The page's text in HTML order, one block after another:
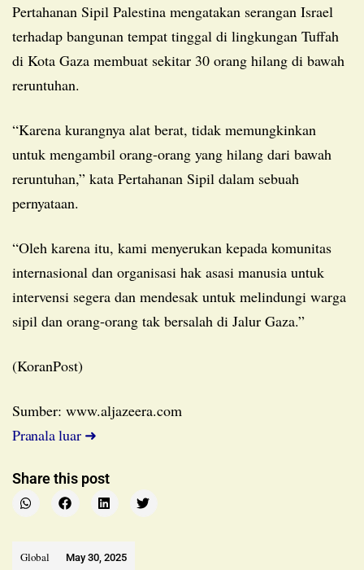
Pertahanan Sipil Palestina mengatakan serangan Israel
terhadap bangunan tempat tinggal di lingkungan Tuffah
di Kota Gaza membuat sekitar 30 orang hilang di bawah
reruntuhan.
“Karena kurangnya alat berat, tidak memungkinkan
untuk mengambil orang-orang yang hilang dari bawah
reruntuhan,” kata Pertahanan Sipil dalam sebuah
pernyataan.
“Oleh karena itu, kami menyerukan kepada komunitas
internasional dan organisasi hak asasi manusia untuk
intervensi segera dan mendesak untuk melindungi warga
sipil dan orang-orang tak bersalah di Jalur Gaza.”
(KoranPost)
Sumber: www.aljazeera.com
Pranala luar ➜
Share this post
Global May 30, 2025